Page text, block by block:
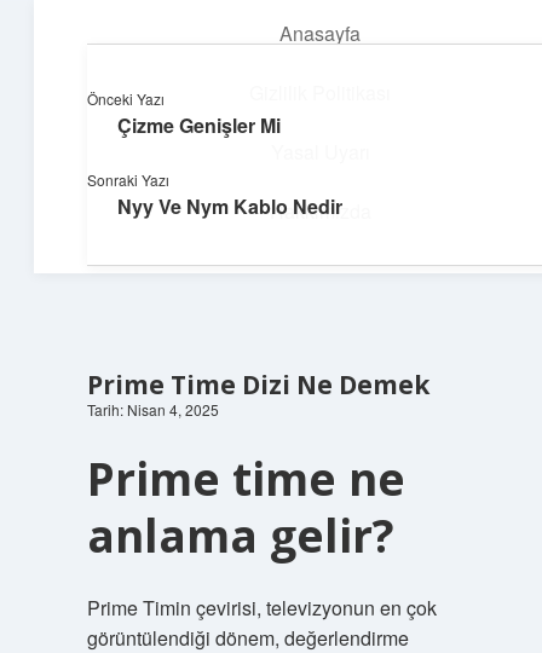
Anasayfa
Hakkımızda
Teknoloji ve Aşk
Dijital dünyada keyifli bir macera!
Prime Time Dizi Ne Demek
Tarih: Nisan 4, 2025
Prime time ne
anlama gelir?
Prime Timin çevirisi, televizyonun en çok
görüntülendiği dönem, değerlendirme
Önceki Yazı
Çizme Genişler Mi
Sonraki Yazı
Nyy Ve Nym Kablo Nedir